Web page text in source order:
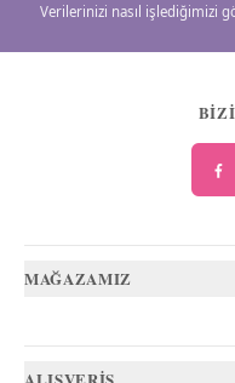
Verilerinizi nasıl işlediğimizi
MAĞAZAMIZ